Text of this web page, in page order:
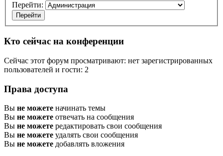
Перейти:
Кто сейчас на конференции
Сейчас этот форум просматривают: нет зарегистрированных
пользователей и гости: 2
Права доступа
Вы не можете начинать темы
Вы не можете отвечать на сообщения
Вы не можете редактировать свои сообщения
Вы не можете удалять свои сообщения
Вы не можете добавлять вложения